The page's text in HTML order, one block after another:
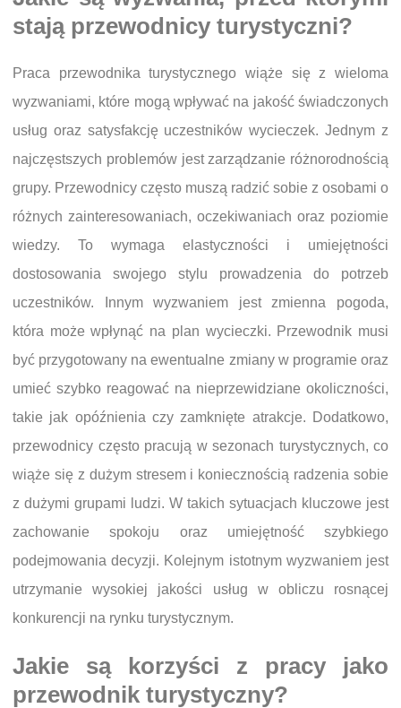
stają przewodnicy turystyczni?
Praca przewodnika turystycznego wiąże się z wieloma
wyzwaniami, które mogą wpływać na jakość świadczonych
usług oraz satysfakcję uczestników wycieczek. Jednym z
najczęstszych problemów jest zarządzanie różnorodnością
grupy. Przewodnicy często muszą radzić sobie z osobami o
różnych zainteresowaniach, oczekiwaniach oraz poziomie
wiedzy. To wymaga elastyczności i umiejętności
dostosowania swojego stylu prowadzenia do potrzeb
uczestników. Innym wyzwaniem jest zmienna pogoda,
która może wpłynąć na plan wycieczki. Przewodnik musi
być przygotowany na ewentualne zmiany w programie oraz
umieć szybko reagować na nieprzewidziane okoliczności,
takie jak opóźnienia czy zamknięte atrakcje. Dodatkowo,
przewodnicy często pracują w sezonach turystycznych, co
wiąże się z dużym stresem i koniecznością radzenia sobie
z dużymi grupami ludzi. W takich sytuacjach kluczowe jest
zachowanie spokoju oraz umiejętność szybkiego
podejmowania decyzji. Kolejnym istotnym wyzwaniem jest
utrzymanie wysokiej jakości usług w obliczu rosnącej
konkurencji na rynku turystycznym.
Jakie są korzyści z pracy jako
przewodnik turystyczny?